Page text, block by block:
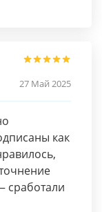
27 Май 2025
как